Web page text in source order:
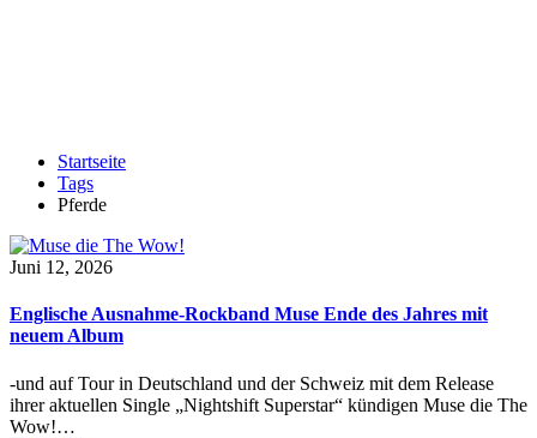
Startseite
Tags
Pferde
Juni 12, 2026
Englische Ausnahme-Rockband Muse Ende des Jahres mit
neuem Album
-und auf Tour in Deutschland und der Schweiz mit dem Release
ihrer aktuellen Single „Nightshift Superstar“ kündigen Muse die The
Wow!…